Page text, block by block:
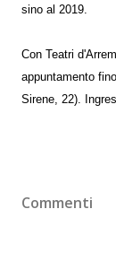
sino al 2019.
Con Teatri
appuntamento
Sirene, 22).
Commenti